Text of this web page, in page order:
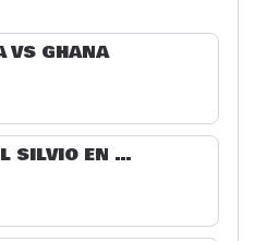
VS GHANA
EL F*CKING LIL SILVIO EN LA TERRAZA